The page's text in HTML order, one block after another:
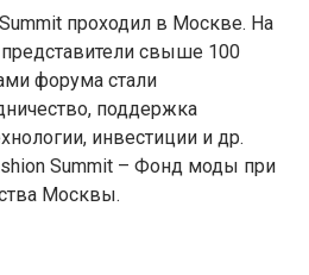
проходил в Москве. На
свыше 100
форума стали
поддержка
инвестиции и др.
Summit – Фонд моды при
Москвы.